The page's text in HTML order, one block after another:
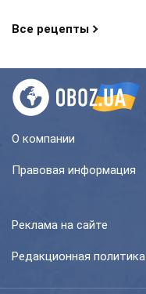
Все рецепты
О компании
Правовая информация
Реклама на сайте
Редакционная политика